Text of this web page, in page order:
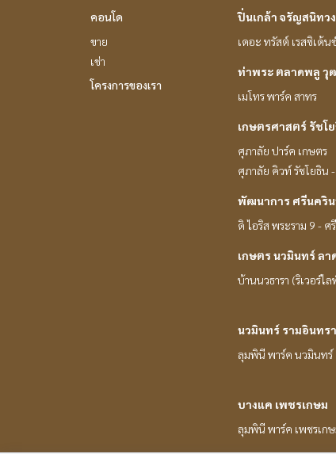
คอนโด
ขาย
เช่า
โครงการของเรา
ปิ่นเกล้า จรัญสนิทว
เดอะ ทรัสต์ เรสซิเด้
ท่าพระ ตลาดพลู วุ
เมโทร พาร์ค สาทร
เกษตรศาสตร์ รัชโ
ศุภาลัย ปาร์ค เกษตร
ศุภาลัย คิวท์ รัชโยธิน
พัฒนาการ ศรีนคริ
ดิ ไอริส พระราม 9 -
เกษตร นวมินทร์ ลา
บ้านนวธารา (ริเวอร์ไ
นวมินทร์ รามอินทรา
ลุมพินี พาร์ค นวมินทร์
บางแค เพชรเกษม
ลุมพินี พาร์ค เพชรเก